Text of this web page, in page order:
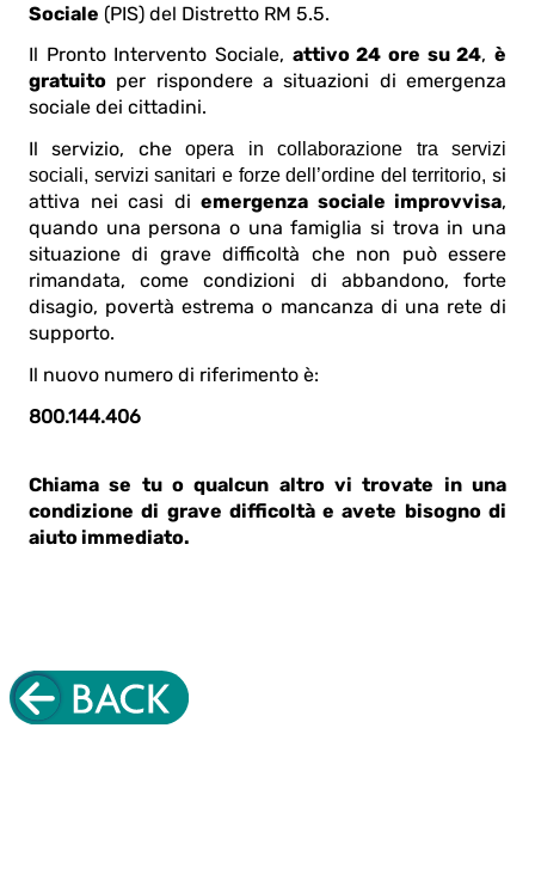
Sociale (PIS) del Distretto RM 5.5.
Il Pronto Intervento Sociale, attivo 24 ore su 24,è
gratuito per rispondere a situazioni di emergenza
sociale dei cittadini.
Il servizio, cheopera in collaborazione tra servizi
sociali, servizi sanitari e forze dell’ordine del territorio, si
attiva nei casi di emergenza sociale improvvisa,
quando una persona o una famiglia si trova in una
situazione di grave difficoltà che non può essere
rimandata, come condizioni di abbandono, forte
disagio, povertà estrema o mancanza di una rete di
supporto.
Il nuovo numero di riferimento è:
800.144.406
Chiama se tu o qualcun altro vi trovate in una
condizione di grave difficoltà e avete bisogno di
aiuto immediato.